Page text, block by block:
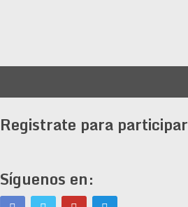
Registrate para participar
Síguenos en: